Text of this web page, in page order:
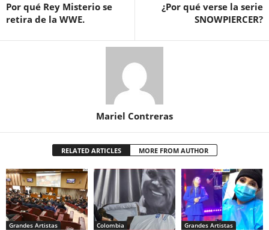
Por qué Rey Misterio se
retira de la WWE.
¿Por qué verse la serie
SNOWPIERCER?
Mariel Contreras
RELATED ARTICLES MORE FROM AUTHOR
Grandes Artistas Colombia Grandes Artistas